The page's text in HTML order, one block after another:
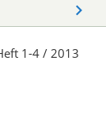
1-4 / 2013